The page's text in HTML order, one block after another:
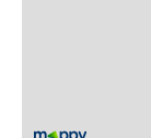
Taxe foncière